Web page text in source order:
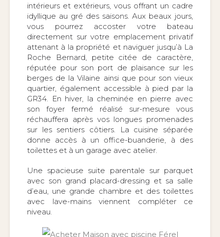
intérieurs et extérieurs, vous offrant un cadre
idyllique au gré des saisons. Aux beaux jours,
vous pourrez accoster votre bateau
directement sur votre emplacement privatif
attenant à la propriété et naviguer jusqu’à La
Roche Bernard, petite citée de caractère,
réputée pour son port de plaisance sur les
berges de la Vilaine ainsi que pour son vieux
quartier, également accessible à pied par la
GR34. En hiver, la cheminée en pierre avec
son foyer fermé réalisé sur-mesure vous
réchauffera après vos longues promenades
sur les sentiers côtiers. La cuisine séparée
donne accès à un office-buanderie, à des
toilettes et à un garage avec atelier.
Une spacieuse suite parentale sur parquet
avec son grand placard-dressing et sa salle
d’eau, une grande chambre et des toilettes
avec lave-mains viennent compléter ce
niveau.